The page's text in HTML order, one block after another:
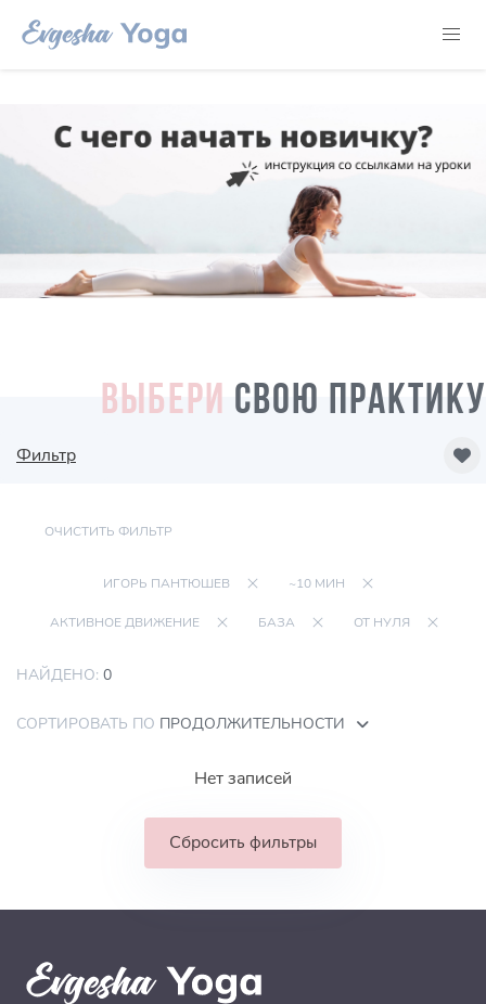
ВЫБЕРИ СВОЮ ПРАКТИКУ
Фильтр
ОЧИСТИТЬ ФИЛЬТР
ИГОРЬ ПАНТЮШЕВ ~10 МИН
АКТИВНОЕ ДВИЖЕНИЕ БАЗА ОТ НУЛЯ
НАЙДЕНО: 0
СОРТИРОВАТЬ ПО ПРОДОЛЖИТЕЛЬНОСТИ
Нет записей
Сбросить фильтры